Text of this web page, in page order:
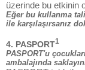
üzerinde bu etkinin
Eğer bu kullanma
ile karşılaşırsanız
4. PASPORT1
PASPORT'u
ambalajında